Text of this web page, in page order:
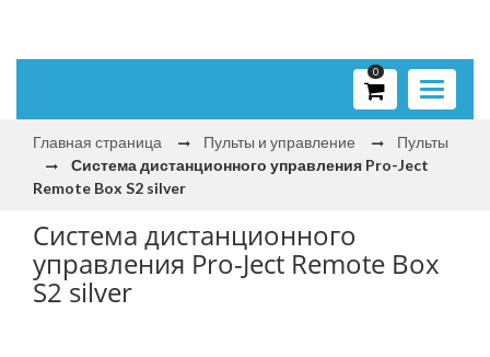
Toggle
0
Главная страница Пульты и управление
Пульты
Система дистанционного управления Pro-Ject
Remote Box S2 silver
Система дистанционного
управления Pro-Ject Remote Box
S2 silver